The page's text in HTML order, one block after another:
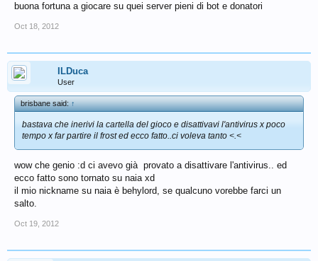
buona fortuna a giocare su quei server pieni di bot e donatori
Oct 18, 2012
ILDuca
User
brisbane said:↑
bastava che inerivi la cartella del gioco e disattivavi l'antivirus x poco
tempo x far partire il frost ed ecco fatto..ci voleva tanto <.<
wow che genio :d ci avevo già provato a disattivare l'antivirus.. ed
ecco fatto sono tornato su naia xd
il mio nickname su naia è behylord, se qualcuno vorebbe farci un
salto.
Oct 19, 2012